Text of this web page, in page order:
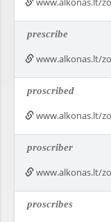
prescribe
www.alkonas.lt/
proscribed
www.alkonas.lt/
proscriber
www.alkonas.lt/
proscribes